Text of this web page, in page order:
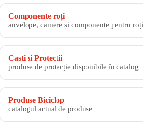
Componente roți
anvelope, camere și componente pentru roți
Casti si Protectii
produse de protecție disponibile în catalog
Produse Biciclop
catalogul actual de produse